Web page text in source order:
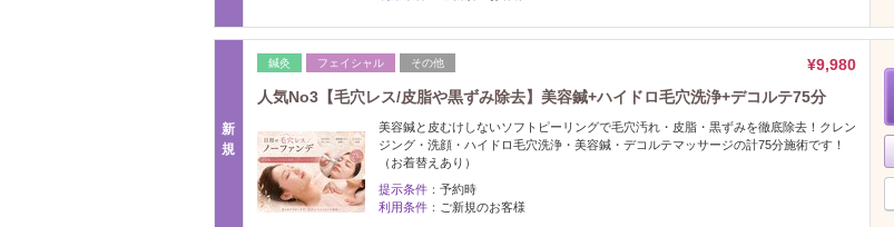
新
規
鍼灸 フェイシャル その他
¥9,980
人気No3【毛穴レス/皮脂や黒ずみ除去】美容鍼+ハイドロ毛穴洗浄+デコルテ75分
美容鍼と皮むけしないソフトピーリングで毛穴汚れ・皮脂・黒ずみを徹底除去！クレン
ジング・洗顔・ハイドロ毛穴洗浄・美容鍼・デコルテマッサージの計75分施術です！
（お着替えあり）
提示条件： 予約時
利用条件： ご新規のお客様